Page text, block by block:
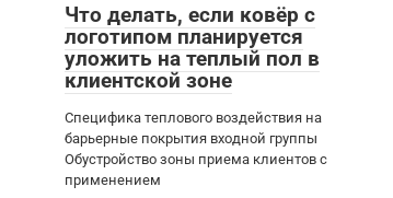
Что делать, если ковёр с
логотипом планируется
уложить на теплый пол в
клиентской зоне
Специфика теплового воздействия на
барьерные покрытия входной группы
Обустройство зоны приема клиентов с
применением